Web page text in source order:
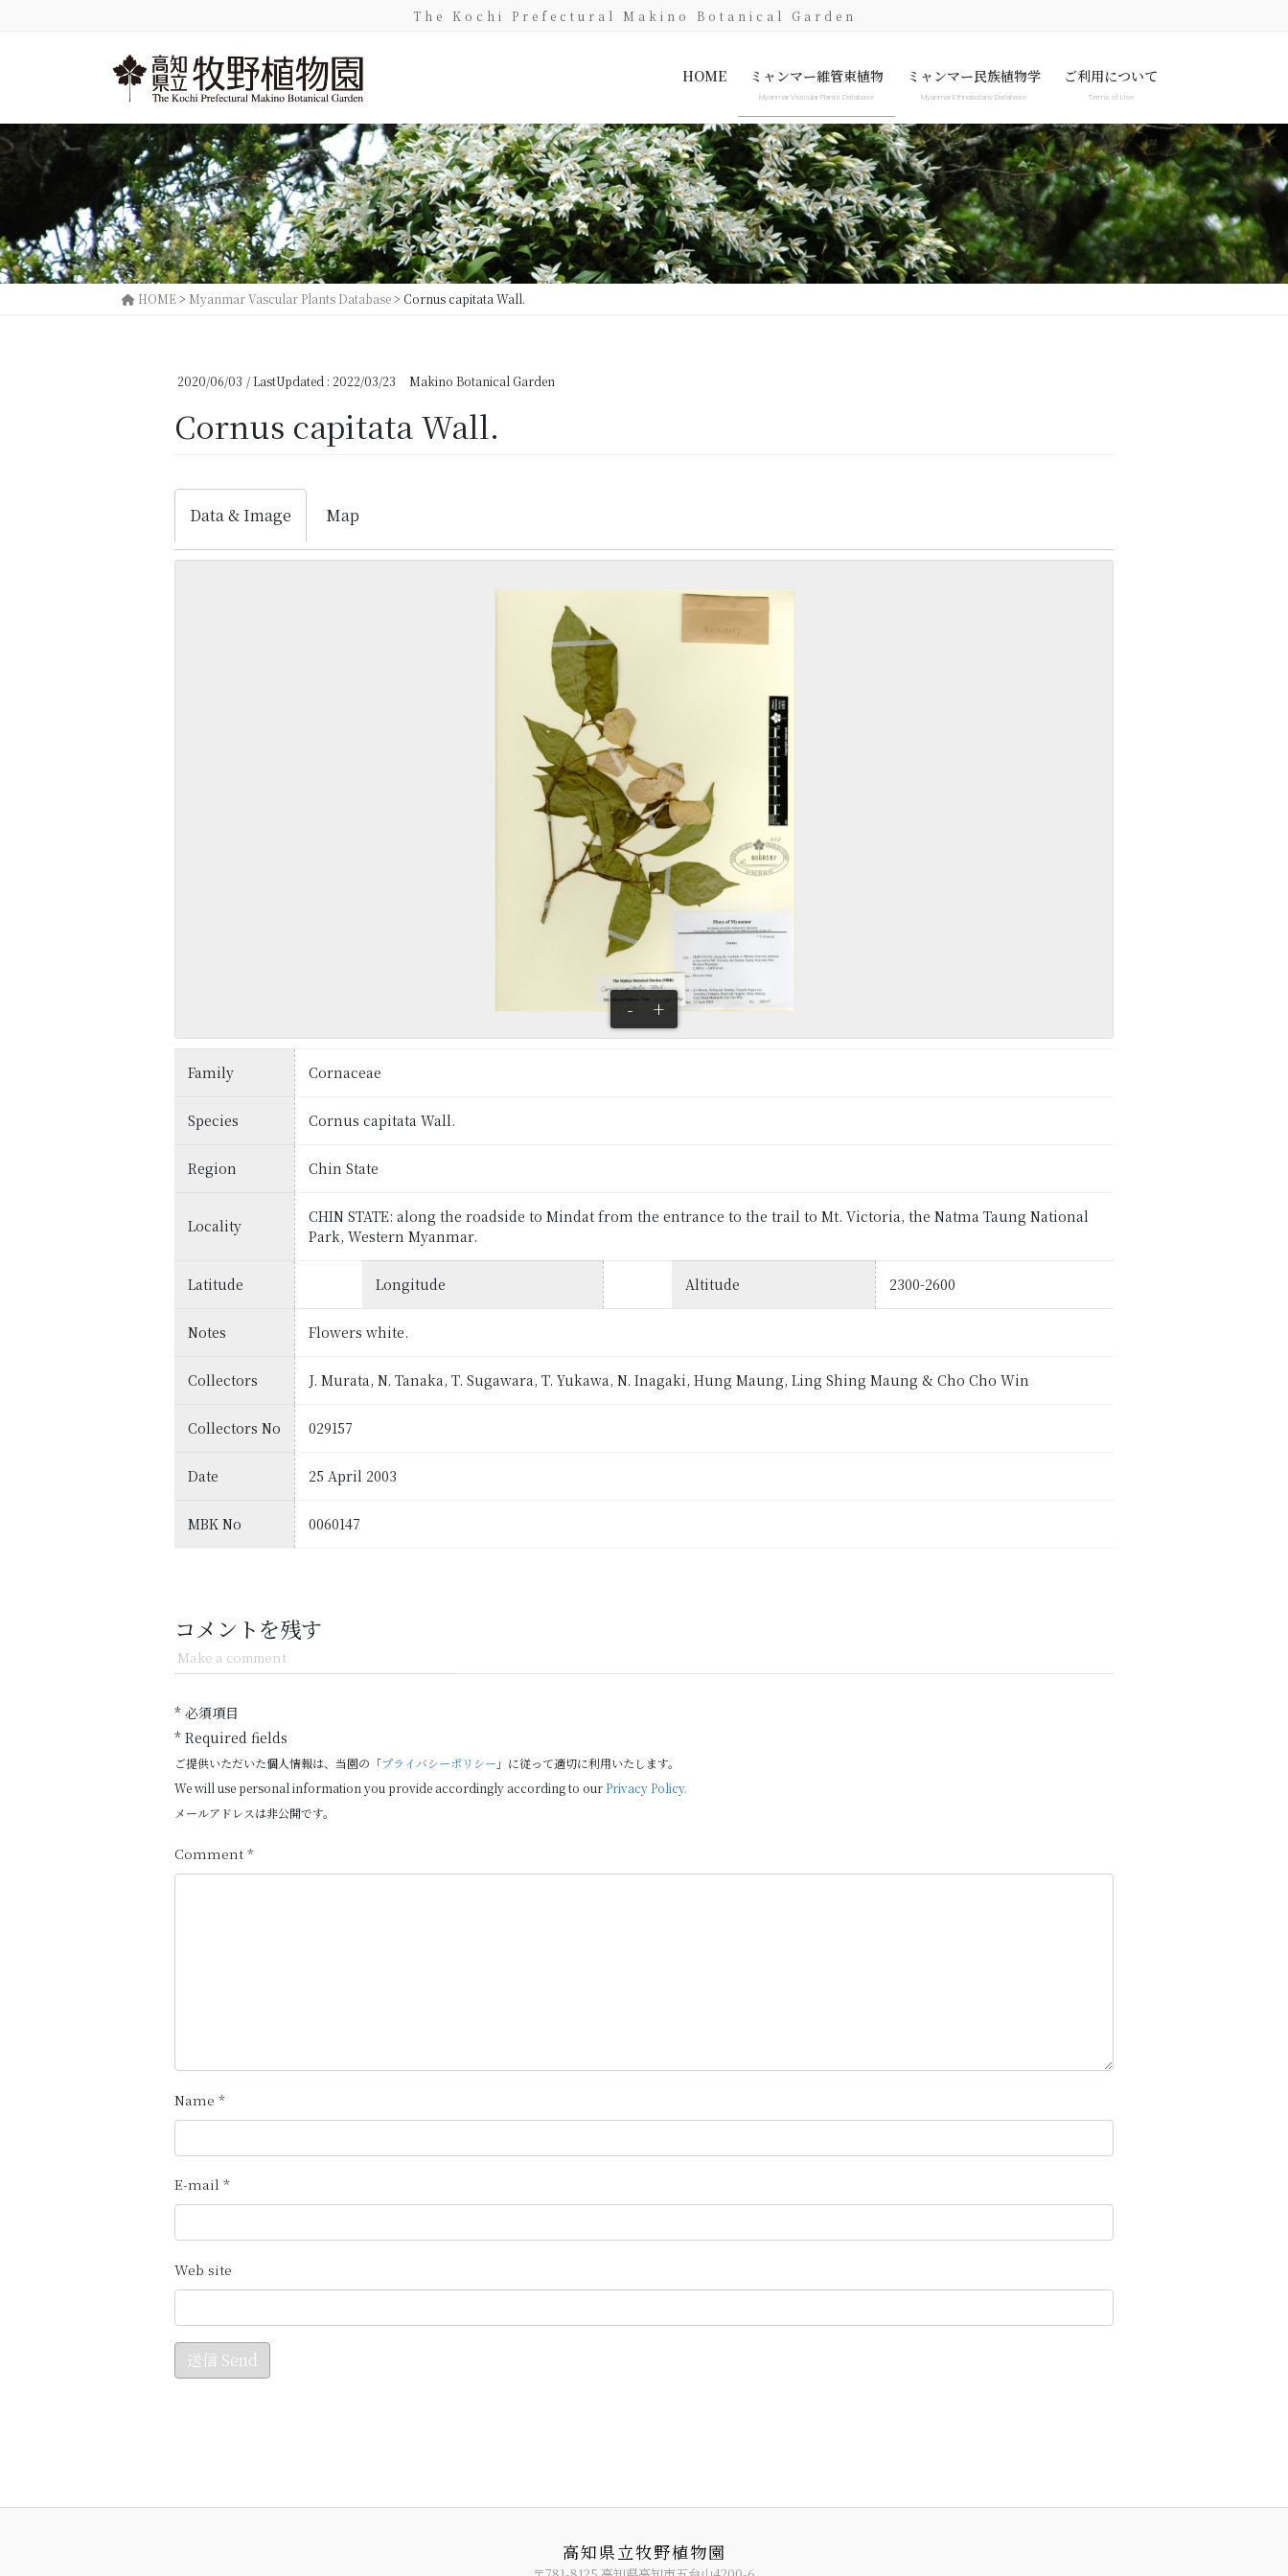
に
移
動
ョ
ン
に
The Kochi Prefectural Makino Botanical Garden
HOME ミャンマー維管束植物
Myanmar Vascular Plants Database
Myanmar Vascular Plants Database
Specimen image only
ミャンマー民族植物学
Myanmar Ethnobotany Database
Myanmar Ethnobotany Database
Specimen image only
ご利用について
Terms of Use
Terms of Use
Privacy Policy
HOME> Myanmar Vascular Plants Database> Cornus capitata Wall.
2020/06/03 / LastUpdated : 2022/03/23 Makino Botanical Garden
Cornus capitata Wall.
Data & Image Map
- +
Family Cornaceae
Species Cornus capitata Wall.
Region Chin State
Locality
CHIN STATE: along the roadside to Mindat from the entrance to the trail to Mt. Victoria, the Natma Taung National
Park, Western Myanmar.
Latitude Longitude Altitude 2300-2600
Notes Flowers white.
Collectors J. Murata, N. Tanaka, T. Sugawara, T. Yukawa, N. Inagaki, Hung Maung, Ling Shing Maung & Cho Cho Win
Collectors No 029157
Date 25 April 2003
MBK No 0060147
コメントを残す
Make a comment
* 必須項目
* Required fields
ご提供いただいた個人情報は、当園の「プライバシーポリシー 」に従って適切に利用いたします。
We will use personal information you provide accordingly according to ourPrivacy Policy.
メールアドレスは非公開です。
高知県立牧野植物園